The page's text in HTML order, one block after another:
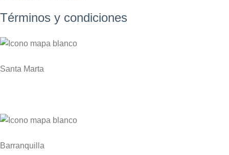
Términos y condiciones
Santa Marta
Barranquilla